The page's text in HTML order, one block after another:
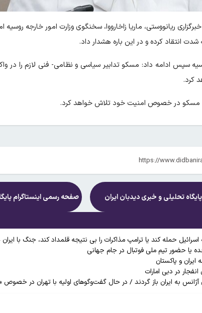
خبرگزاری ریانووستی، ماریا زاخارووا، سخنگوی وزارت امور خارجه
انتقاد کرده و در این باره هشدار داد.
سپس ادامه داد: مسکو تدابیر سیاسی و نظامی- فنی لازم را در
کرد.
مسکو در خصوص امنیت خود تلاش خواهد کرد.
تحلیلی و خبریدیدبان ایران صفحه رسمی اینستاگرام
اسرائیل حمله کند یا ترامپ مذاکرات را بی نتیجه قلمداد کند، جنگ با
یا حضور تیم ملی فوتبال در جام جهانی
ایران و پاکستان
در دبی امارات
آژانس به ایران باز گردند / در حال گفت‌وگوهای اولیه با تهران در خصوص